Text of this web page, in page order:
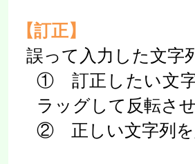
【訂正】
誤って入力した文字
① 訂正したい文字
ラッグして反転さ
② 正しい文字列を